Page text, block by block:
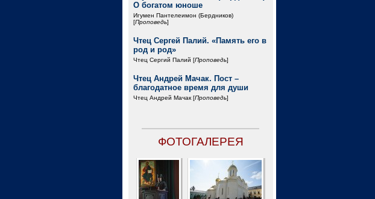
О богатом юноше
Игумен Пантелеимон (Бердников)
[Проповедь]
Чтец Сергей Палий. «Память его в
род и род»
Чтец Сергий Палий [Проповедь]
Чтец Андрей Мачак. Пост –
благодатное время для души
Чтец Андрей Мачак [Проповедь]
ФОТОГАЛЕРЕЯ